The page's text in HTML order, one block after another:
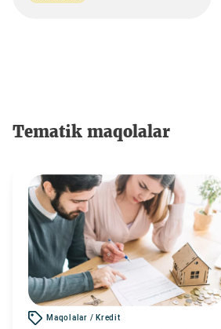
Tematik maqolalar
Maqolalar / Kredit